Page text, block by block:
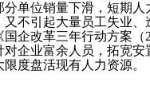
单位销量下滑，短期
不引起大量员工失业
企改革三年行动方案（
企业富余人员，拓宽
度盘活现有人力资源。